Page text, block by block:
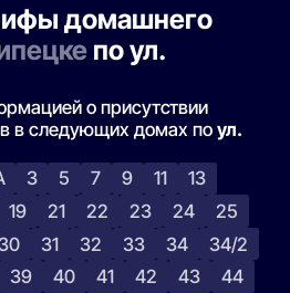
домашнего
по ул.
о присутствии
в следующих домах поул.
3 5 7 9 11
13
19 21 22 23 24
25
30 31 32 33 34
34/2
39 40 41 42 43
44